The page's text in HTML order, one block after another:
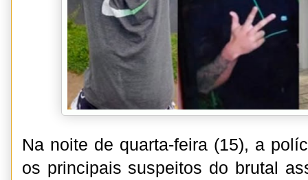
Na noite de quarta-feira (15), a
os principais suspeitos do brutal